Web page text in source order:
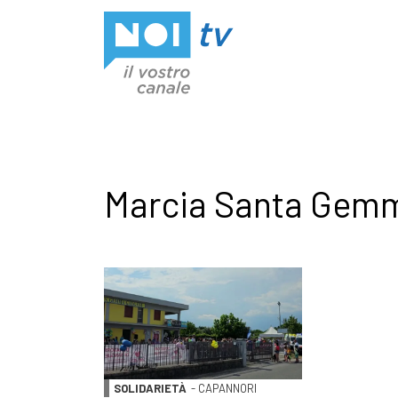
Marcia Santa
SOLIDARIETÀ - CAPANNORI